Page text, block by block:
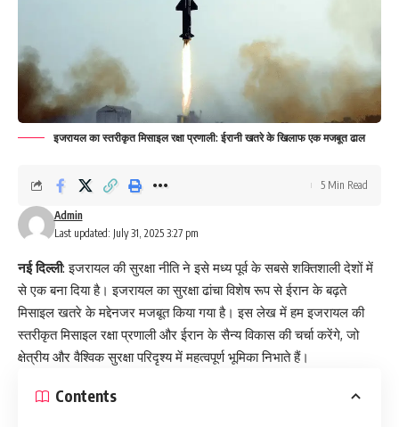
इजरायल का स्तरीकृत मिसाइल रक्षा प्रणाली: ईरानी खतरे के खिलाफ एक मजबूत ढाल
Last updated: July 31, 2025 3:27 pm
Admin
5 Min Read
नई दिल्ली: इजरायल की सुरक्षा नीति ने इसे मध्य पूर्व के सबसे शक्तिशाली देशों में
से एक बना दिया है। इजरायल का सुरक्षा ढांचा विशेष रूप से ईरान के बढ़ते
मिसाइल खतरे के मद्देनजर मजबूत किया गया है। इस लेख में हम इजरायल की
स्तरीकृत मिसाइल रक्षा प्रणाली और ईरान के सैन्य विकास की चर्चा करेंगे, जो
क्षेत्रीय और वैश्विक सुरक्षा परिदृश्य में महत्वपूर्ण भूमिका निभाते हैं।
Contents